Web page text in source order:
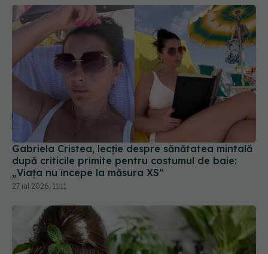
Gabriela Cristea, lecție despre sănătatea mintală
după criticile primite pentru costumul de baie:
„Viața nu începe la măsura XS”
27 iul 2026, 11:11